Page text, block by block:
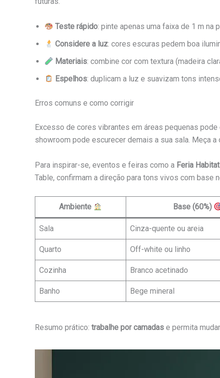
Teste rápido: pinte apenas uma faixa de 1 m na
Considere a luz: cores escuras pedem boa
Materiais: combine cor com textura (madeira
Espelhos: duplicam a luz e suavizam tons
Erros comuns e como corrigir
Excesso de cores vibrantes em áreas pequenas pode
showroom pode escurecer demais a sua sala. Meça
Para inspirar-se, eventos e feiras como a Feria
Table, confirmam a direção para tons vivos com base
Ambiente Base (60%)
Sala Cinza-quente ou areia
Quarto Off-white ou linho
Cozinha Branco acetinado
Banho Bege mineral
Resumo prático: trabalhe por camadas e permita